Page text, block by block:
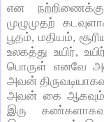
என
முழுமுதற்
பூதம், மதியம்,
உலகத்து உயிர்,
பொருள் எனவே
அவன்
அவன் கை
இரு